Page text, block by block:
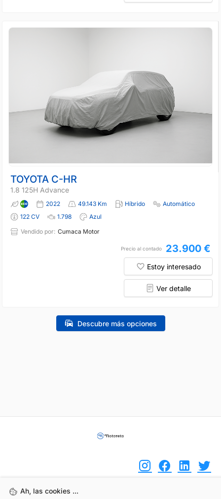
TOYOTA C-HR
1.8 125H Advance
2022 49.143 Km Híbrido
Automático
122 CV
1.798
Azul
Vendido por: Cumaca Motor
Precio al contado 23.900 €
Estoy interesado
Ver detalle
Descubre más opciones
Ah, las cookies ...